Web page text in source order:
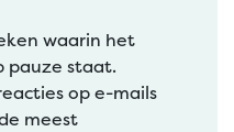
waarin het
pauze staat.
op e-mails
meest